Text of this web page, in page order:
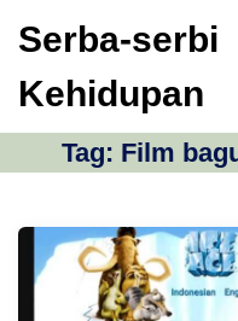
c
Serba-serbi
Kehidupan
Tag: Film